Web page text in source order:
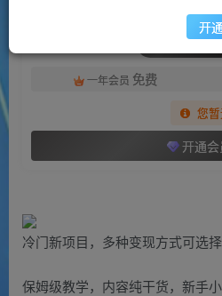
此内容为付费阅读，请付费后查看
会员专
一年会员 免费
您
开通会
冷门新项目，多种变现方式可选择
保姆级教学，内容纯干货，新手
开